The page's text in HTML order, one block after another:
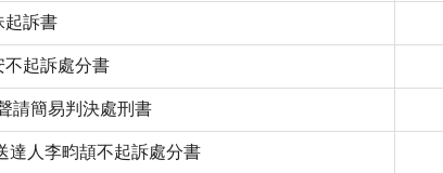
起訴書
不起訴處分書
請簡易判決處刑書
達人李畇頡不起訴處分書